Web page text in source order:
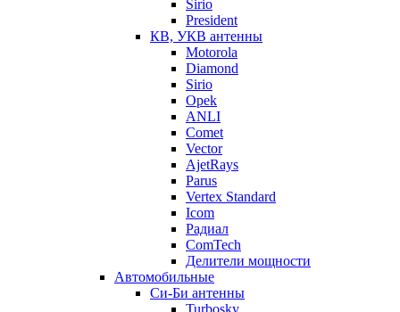
Sirio
President
КВ, УКВ антенны
Motorola
Diamond
Sirio
Opek
ANLI
Comet
Vector
AjetRays
Parus
Vertex Standard
Icom
Радиал
ComTech
Делители мощности
Автомобильные
Си-Би антенны
Turbosky